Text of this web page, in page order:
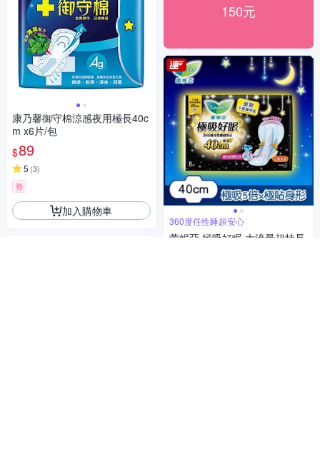
康乃馨御守棉涼感夜用極長40c
m x6片/包
$89
5 (3)
券
加入購物車
150元
360度任性睡超安心
蕾妮亞 極吸好眠 大流量超特長